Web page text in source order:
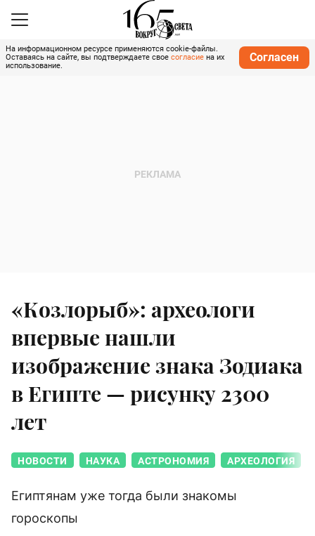
На информационном ресурсе применяются cookie-файлы.
Оставаясь на сайте, вы подтверждаете свое согласие на их
использование.
Согласен
«Козлорыб»: археологи
впервые нашли
изображение знака Зодиака
в Египте — рисунку 2300
лет
НОВОСТИ НАУКА АСТРОНОМИЯ АРХЕОЛОГИЯ
Египтянам уже тогда были знакомы
гороскопы